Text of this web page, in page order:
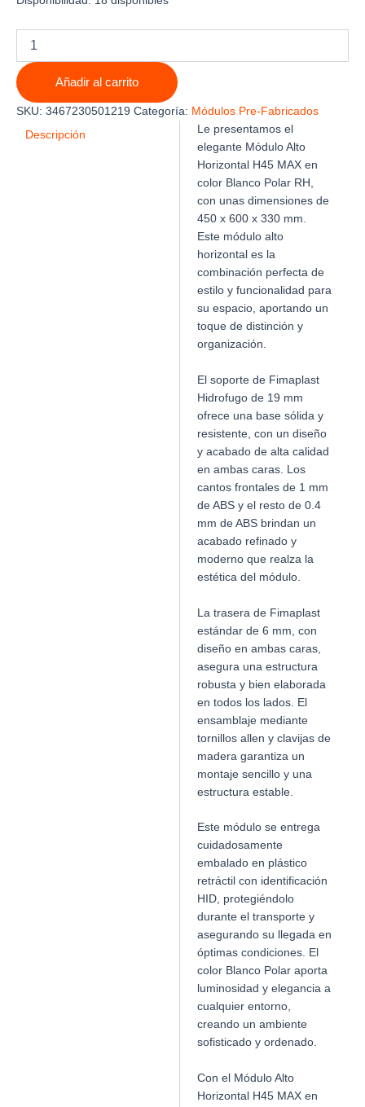
ALTO
HORIZONTAL
H45
MAX
450
Añadir al carrito
SKU: 3467230501219 Categoría: Módulos Pre-Fabricados
Descripción
Le presentamos el
elegante Módulo Alto
Horizontal H45 MAX en
color Blanco Polar RH,
con unas dimensiones de
450 x 600 x 330 mm.
Este módulo alto
horizontal es la
combinación perfecta de
estilo y funcionalidad para
su espacio, aportando un
toque de distinción y
organización.
El soporte de Fimaplast
Hidrofugo de 19 mm
ofrece una base sólida y
resistente, con un diseño
y acabado de alta calidad
en ambas caras. Los
cantos frontales de 1 mm
de ABS y el resto de 0.4
mm de ABS brindan un
acabado refinado y
moderno que realza la
estética del módulo.
La trasera de Fimaplast
estándar de 6 mm, con
diseño en ambas caras,
asegura una estructura
robusta y bien elaborada
en todos los lados. El
ensamblaje mediante
tornillos allen y clavijas de
madera garantiza un
montaje sencillo y una
estructura estable.
Este módulo se entrega
cuidadosamente
embalado en plástico
retráctil con identificación
HID, protegiéndolo
durante el transporte y
asegurando su llegada en
óptimas condiciones. El
color Blanco Polar aporta
luminosidad y elegancia a
cualquier entorno,
creando un ambiente
sofisticado y ordenado.
Con el Módulo Alto
Horizontal H45 MAX en